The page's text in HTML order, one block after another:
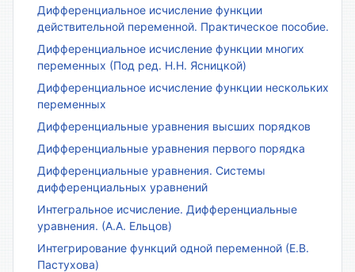
Дифференциальное исчисление функции
действительной переменной. Практическое пособие.
Дифференциальное исчисление функции многих
переменных (Под ред. Н.Н. Ясницкой)
Дифференциальное исчисление функции нескольких
переменных
Дифференциальные уравнения высших порядков
Дифференциальные уравнения первого порядка
Дифференциальные уравнения. Системы
дифференциальных уравнений
Интегральное исчисление. Дифференциальные
уравнения. (А.А. Ельцов)
Интегрирование функций одной переменной (Е.В.
Пастухова)